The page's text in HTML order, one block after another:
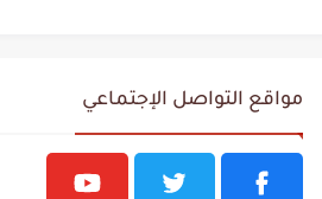
مواقع التواصل الإجتماعي